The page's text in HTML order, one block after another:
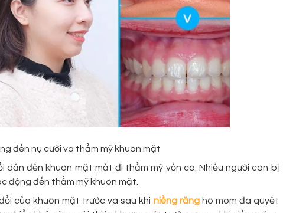
đến nụ cười và thẩm mỹ khuôn mặt
dẫn đến khuôn mặt mất đi thẩm mỹ vốn có. Nhiều người còn bị
động đến thẩm mỹ khuôn mặt.
của khuôn mặt trước và sau khi niềng rănghô móm đã quyết